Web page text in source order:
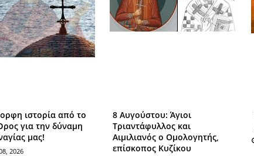
ιστορία από το
για την δύναμη
μας!
2026
8 Αυγούστου: Άγιοι
Tριαντάφυλλος και
Αιμιλιανός ο Ομολογητής,
επίσκοπος Κυζίκου